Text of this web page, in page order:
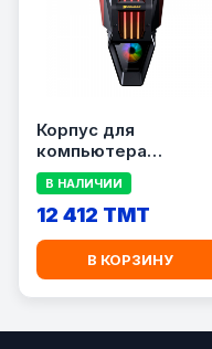
Корпус для
компьютера
COUGAR CONQUER 2
В НАЛИЧИИ
12 412 TMT
В КОРЗИНУ